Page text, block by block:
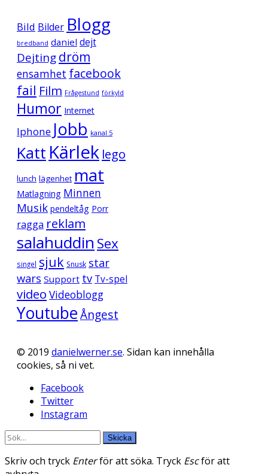
Bild Bilder Blogg
bredband daniel dejt
Dejtingdröm
ensamhet facebook
fail Film Frågestund förkyld
Humor Internet
Iphone Jobb kanal 5
Katt Kärlek lego
lunch lägenhet mat
Matlagning Minnen
Musik pendeltåg Porr
ragga reklam
salahuddin Sex
singel sjuk Snusk star
wars Support tv Tv-spel
video Videoblogg
YoutubeÅngest
© 2019 danielwerner.se. Sidan kan innehålla
cookies, så ni vet.
Facebook
Twitter
Instagram
Skicka
Skriv och tryck Enterför att söka. Tryck Escför att